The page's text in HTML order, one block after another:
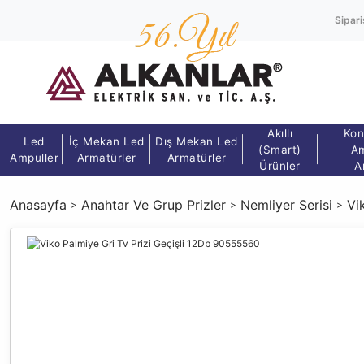
Led
Ampuller
İç Mekan Led
Armatürler
Dış Mekan Led
Armatürler
Akıllı
(Smart)
Ürünler
Anasayfa Anahtar Ve Grup Prizler Nemliyer Serisi